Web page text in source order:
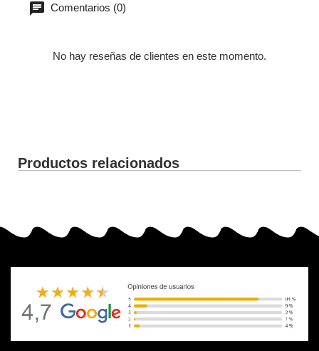
Comentarios (0)
No hay reseñas de clientes en este momento.
Productos relacionados